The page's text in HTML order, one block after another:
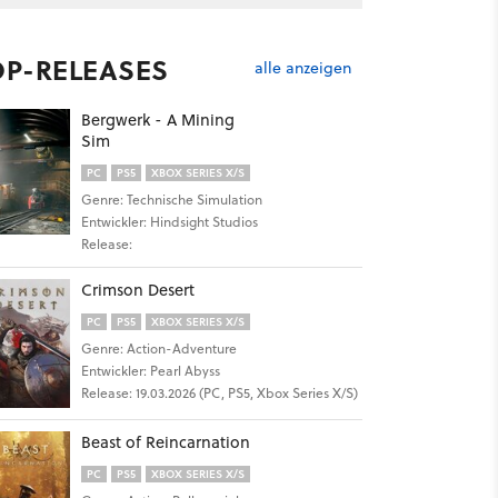
RELEASES alle anzeigen
Bergwerk - A Mining
Sim
PC PS5 XBOX SERIES X/S
Genre: Technische Simulation
Entwickler: Hindsight Studios
Release:
Crimson Desert
PC PS5 XBOX SERIES X/S
Genre: Action-Adventure
Entwickler: Pearl Abyss
Release: 19.03.2026 (PC, PS5, Xbox Series X/S)
Beast of Reincarnation
PC PS5 XBOX SERIES X/S